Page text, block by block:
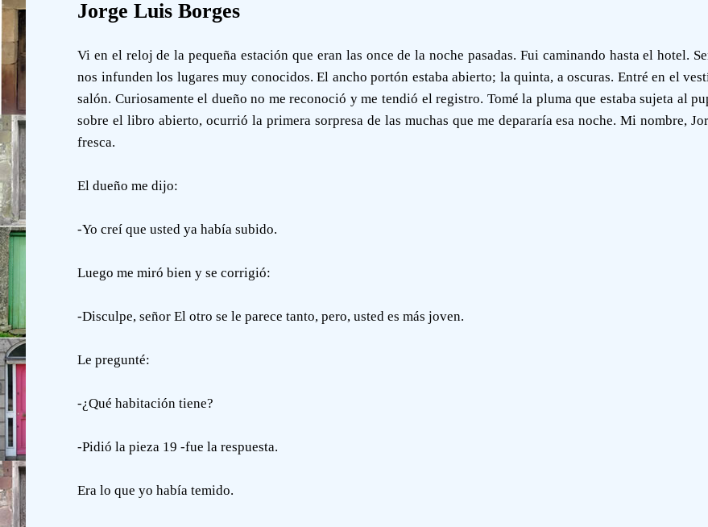
Jorge Luis Borges
Vi en el reloj de la pequeña estación que eran las once de la noche pasadas. Fui caminando hasta el hotel.
nos infunden los lugares muy conocidos. El ancho portón estaba abierto; la quinta, a oscuras. Entré en el
salón. Curiosamente el dueño no me reconoció y me tendió el registro. Tomé la pluma que estaba sujeta al
sobre el libro abierto, ocurrió la primera sorpresa de las muchas que me depararía esa noche. Mi nombre,
fresca.
El dueño me dijo:
-Yo creí que usted ya había subido.
Luego me miró bien y se corrigió:
-Disculpe, señor El otro se le parece tanto, pero, usted es más joven.
Le pregunté:
-¿Qué habitación tiene?
-Pidió la pieza 19 -fue la respuesta.
Era lo que yo había temido.